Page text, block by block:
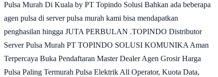
Pulsa Murah Di Kuala by PT Topindo Solusi Bahkan ada beberapa
agen pulsa di server pulsa murah kami bisa mendapatkan
penghasilan hingga JUTA PERBULAN .TOPINDO Distributor
Server Pulsa Murah PT TOPINDO SOLUSI KOMUNIKA Aman
Terpercaya Buka Pendaftaran Master Dealer Agen Grosir Harga
Pulsa Paling Termurah Pulsa Elektrik All Operator, Kuota Data,